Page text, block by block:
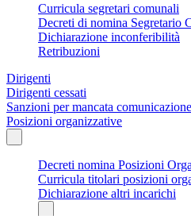
Curricula segretari comunali
Decreti di nomina Segretario
Dichiarazione inconferibilità
Retribuzioni
Dirigenti
Dirigenti cessati
Sanzioni per mancata
Posizioni organizzative
Decreti nomina Posizioni
Curricula titolari posizioni
Dichiarazione altri incarichi